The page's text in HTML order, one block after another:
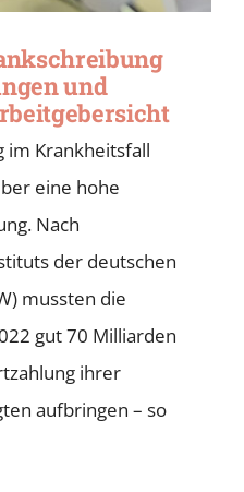
und
im Krankheitsfall
eine hohe
Nach
der deutschen
mussten die
gut 70 Milliarden
ihrer
aufbringen – so